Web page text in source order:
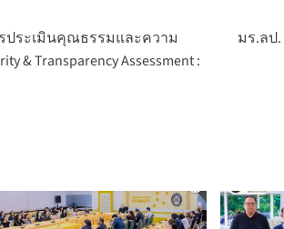
ประเมินคุณธรรมและความ
Transparency Assessment :
มร.ลป